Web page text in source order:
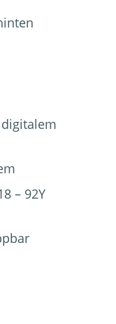
– 92Y